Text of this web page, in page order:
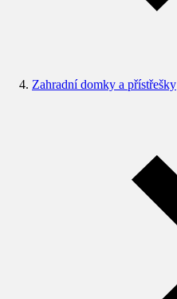
Zahradní domky a přístřešky